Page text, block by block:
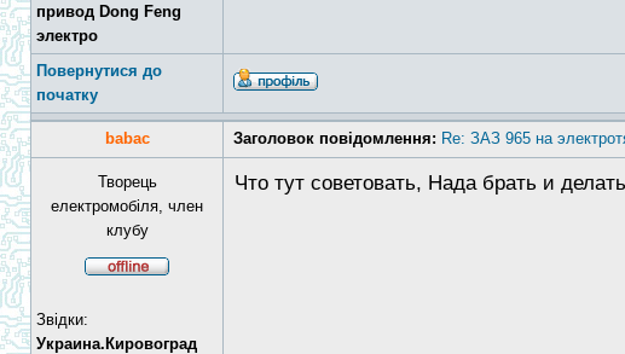
привод Dong Feng
электро
Повернутися до
початку
babac Заголовок повідомлення: Re: ЗАЗ 965 на
Творець
електромобіля, член
клубу
Звідки:
Украина.Кировоград
Что тут советовать, Нада брать и